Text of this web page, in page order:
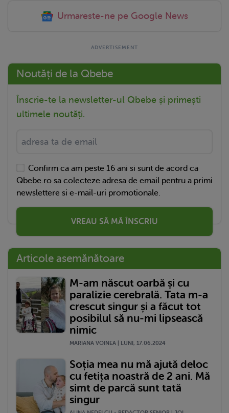
Urmareste-ne pe Google News
Noutăți de la Qbebe
Înscrie-te la newsletter-ul Qbebe și primești
ultimele noutăți.
Confirm ca am peste 16 ani si sunt de acord ca
Qbebe.ro sa colecteze adresa de email pentru a primi
newslettere si e-mail-uri promotionale.
VREAU SĂ MĂ ÎNSCRIU
Articole asemănătoare
M-am născut oarbă și cu
paralizie cerebrală. Tata m-a
crescut singur și a făcut tot
posibilul să nu-mi lipsească
nimic
MARIANA VOINEA | LUNI, 17.06.2024
Soția mea nu mă ajută deloc
cu fetița noastră de 2 ani. Mă
simt de parcă sunt tată
singur